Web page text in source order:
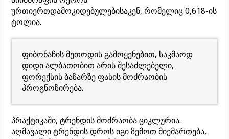
ურთიერთდამოკიდებულებისაკენ, რომელიც 0,618-ის
ტოლია.
ფიბონაჩის მეთოდის გამოყენებით, საკმაოდ
დიდი ალბათობით არის შესაძლებელი,
ფორექსის ბაზარზე ფასის მოძრაობის
პროგნოზირება.
პრაქტიკაში, ტრენდის მოძრაობა ციკლურია.
აღმავალი ტრენდის დროს იგი ზემოთ მიემართება,